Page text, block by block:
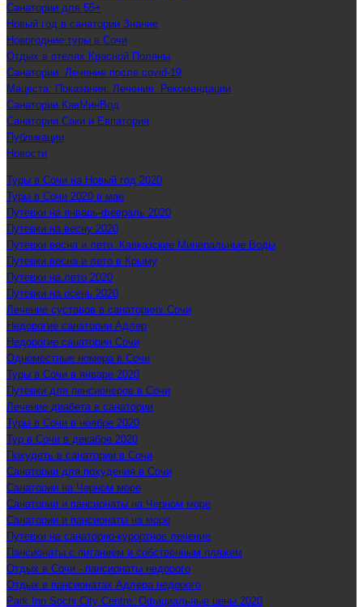
Санатории для 55+
Новый год в санатории Знание
Новогодние туры в Сочи
Отдых в отелях Красной Поляны
Санатории: Лечение после covid-19
Мацеста: Показания. Лечение. Рекомендации
Санатории КавМинВод
Санатории Саки и Евпатория
Публикации
Новости
Туры в Сочи на Новый год 2020
Туры в Сочи 2020 в мае
Путевки на январь-февраль 2020
Путевки на весну 2020
Путевки весна и лето. Кавказские Минеральные Воды
Путевки весна и лето в Крыму
Путевки на лето 2020
Путевки на осень 2020
Лечение суставов в санаториях Сочи
Недорогие санатории Адлер
Недорогие санатории Сочи
Одноместные номера в Сочи
Туры в Сочи в январе 2020
Путевки для пенсионеров в Сочи
Лечение диабета в санатории
Туры в Сочи в ноябре 2020
Тур в Сочи в декабре 2020
Похудеть в санатории в Сочи
Санатории для похудения в Сочи
Санатории на Черном море
Санатории и пансионаты на Черном море
Санатории и пансионаты на море
Путевки на санаторно-курортное лечение
Пансионаты с питанием и собственным пляжем
Отдых в Сочи - пансионаты недорого
Отдых в пансионатах Адлера недорого
Park Inn Sochi City Centre: Официальные цены 2020